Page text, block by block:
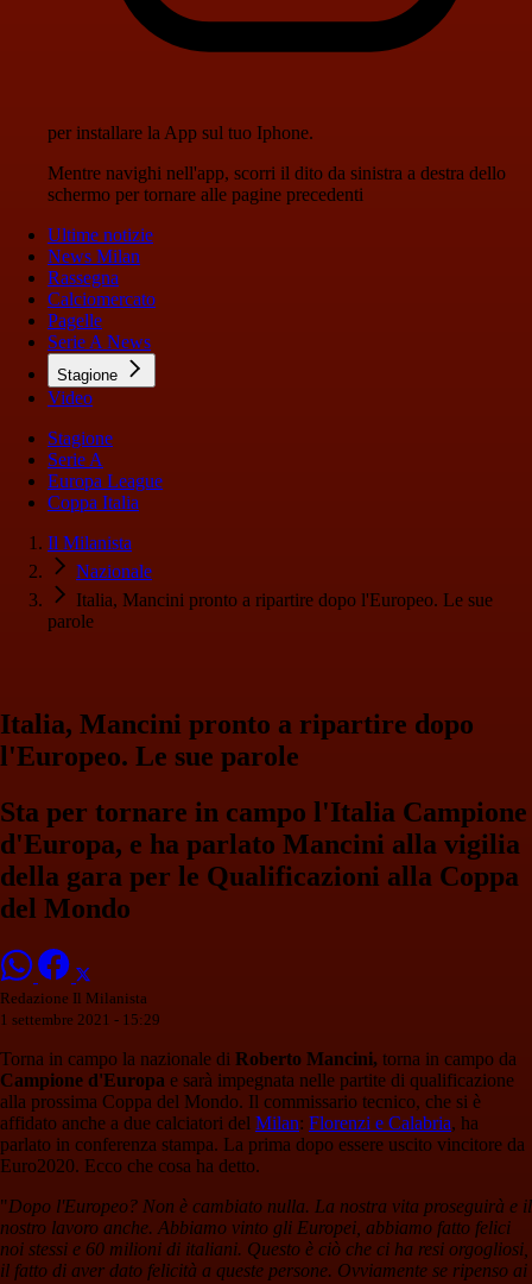
per installare la App sul tuo Iphone.
Mentre navighi nell'app, scorri il dito da sinistra a destra dello
schermo per tornare alle pagine precedenti
Ultime notizie
News Milan
Rassegna
Calciomercato
Pagelle
Serie A News
Stagione
Video
Stagione
Serie A
Europa League
Coppa Italia
Il Milanista
Nazionale
Italia, Mancini pronto a ripartire dopo l'Europeo. Le sue
parole
Italia, Mancini pronto a ripartire dopo
l'Europeo. Le sue parole
Sta per tornare in campo l'Italia Campione
d'Europa, e ha parlato Mancini alla vigilia
della gara per le Qualificazioni alla Coppa
del Mondo
Redazione Il Milanista
1 settembre 2021 - 15:29
Torna in campo la nazionale di Roberto Mancini, torna in campo da
Campione d'Europa e sarà impegnata nelle partite di qualificazione
alla prossima Coppa del Mondo. Il commissario tecnico, che si è
affidato anche a due calciatori del Milan: Florenzi e Calabria, ha
parlato in conferenza stampa. La prima dopo essere uscito vincitore da
Euro2020. Ecco che cosa ha detto.
"Dopo l'Europeo? Non è cambiato nulla. La nostra vita proseguirà e il
nostro lavoro anche. Abbiamo vinto gli Europei, abbiamo fatto felici
noi stessi e 60 milioni di italiani. Questo è ciò che ci ha resi orgogliosi,
il fatto di aver dato felicità a queste persone. Ovviamente se ripenso ai